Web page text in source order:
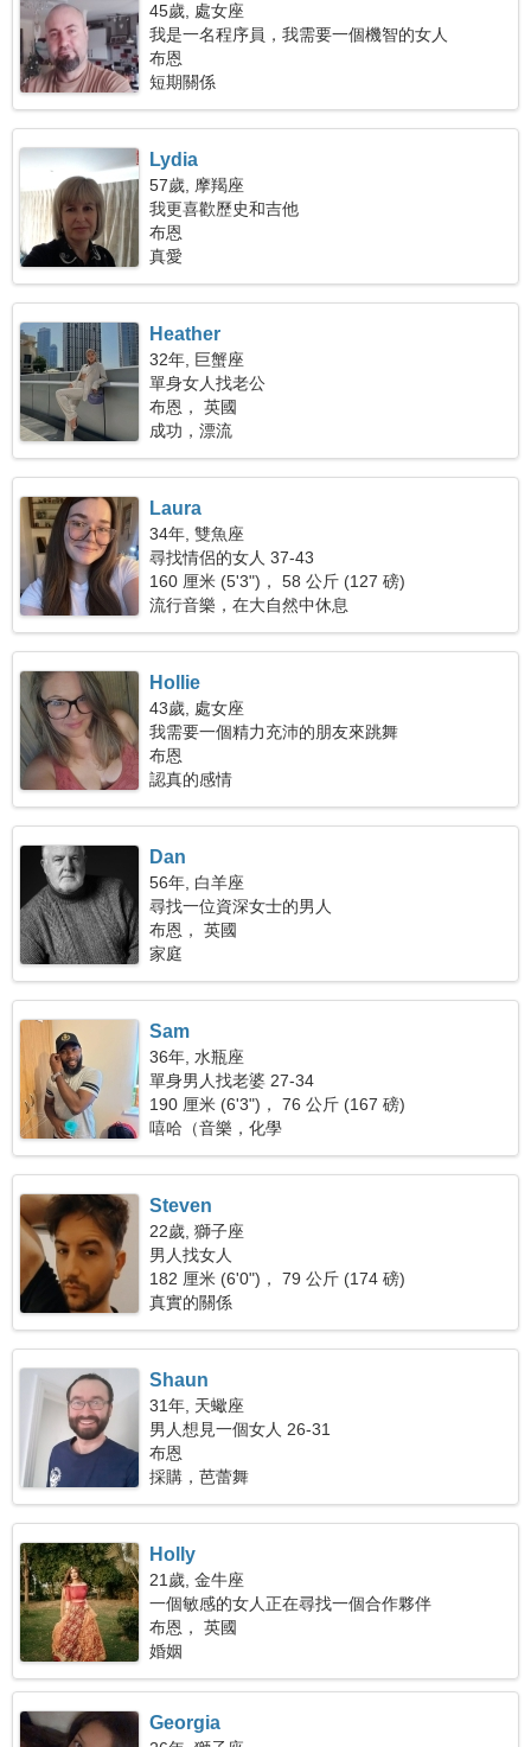
45歲, 處女座
我是一名程序員，我需要一個機智的女人
布恩
短期關係
Lydia
57歲, 摩羯座
我更喜歡歷史和吉他
布恩
真愛
Heather
32年, 巨蟹座
單身女人找老公
布恩， 英國
成功，漂流
Laura
34年, 雙魚座
尋找情侶的女人 37-43
160 厘米 (5'3")， 58 公斤 (127 磅)
流行音樂，在大自然中休息
Hollie
43歲, 處女座
我需要一個精力充沛的朋友來跳舞
布恩
認真的感情
Dan
56年, 白羊座
尋找一位資深女士的男人
布恩， 英國
家庭
Sam
36年, 水瓶座
單身男人找老婆 27-34
190 厘米 (6'3")， 76 公斤 (167 磅)
嘻哈（音樂，化學
Steven
22歲, 獅子座
男人找女人
182 厘米 (6'0")， 79 公斤 (174 磅)
真實的關係
Shaun
31年, 天蠍座
男人想見一個女人 26-31
布恩
採購，芭蕾舞
Holly
21歲, 金牛座
一個敏感的女人正在尋找一個合作夥伴
布恩， 英國
婚姻
Georgia